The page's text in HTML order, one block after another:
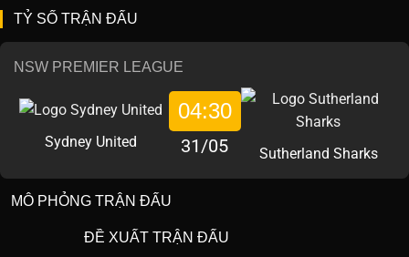
TỶ SỐ TRẬN ĐẤU
NSW PREMIER LEAGUE
Sydney United
04:30
31/05 Sutherland Sharks
MÔ PHỎNG TRẬN ĐẤU
ĐỀ XUẤT TRẬN ĐẤU